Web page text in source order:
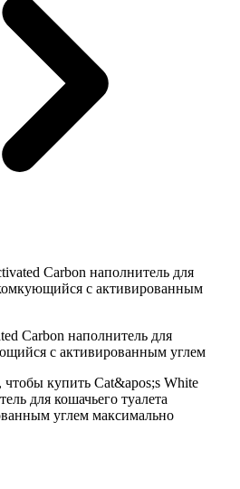
Carbon наполнитель для
с активированным
купить Cat&apos;s White
для кошачьего туалета
углем максимально